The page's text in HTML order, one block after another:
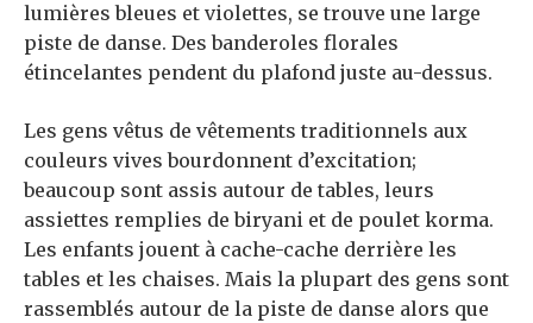
lumières bleues et violettes, se trouve une large
piste de danse. Des banderoles florales
étincelantes pendent du plafond juste au-dessus.
Les gens vêtus de vêtements traditionnels aux
couleurs vives bourdonnent d’excitation;
beaucoup sont assis autour de tables, leurs
assiettes remplies de biryani et de poulet korma.
Les enfants jouent à cache-cache derrière les
tables et les chaises. Mais la plupart des gens sont
rassemblés autour de la piste de danse alors que